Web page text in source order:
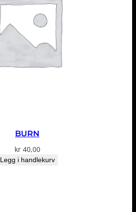
BURN
kr40,00
Legg i handlekurv